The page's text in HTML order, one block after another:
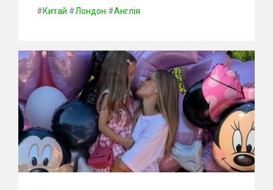
#Китай #Лондон #Англія